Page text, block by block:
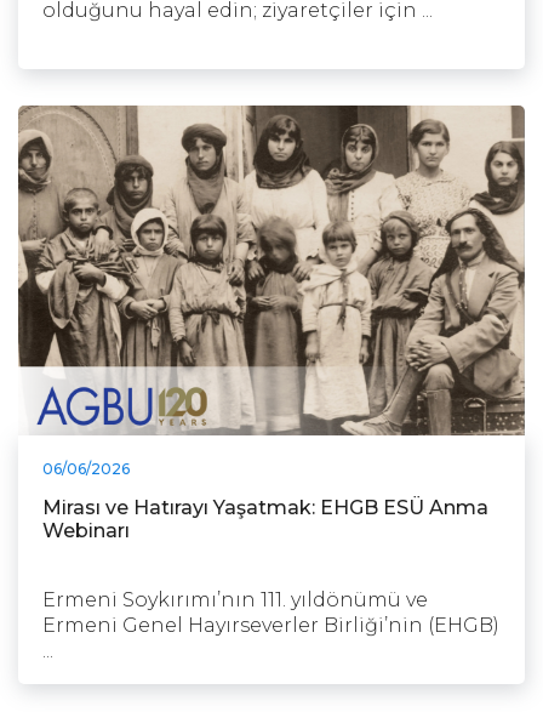
olduğunu hayal edin; ziyaretçiler için ...
06/06/2026
Mirası ve Hatırayı Yaşatmak: EHGB ESÜ Anma
Webinarı
Ermeni Soykırımı’nın 111. yıldönümü ve
Ermeni Genel Hayırseverler Birliği’nin (EHGB)